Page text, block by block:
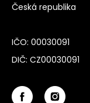
Česká republika
IČO: 00030091
DIČ: CZ00030091